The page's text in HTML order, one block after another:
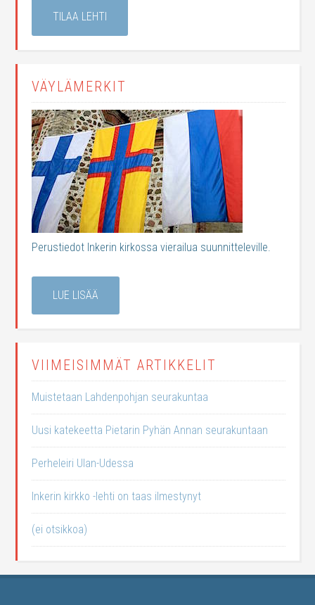
TILAA LEHTI
VÄYLÄMERKIT
Perustiedot Inkerin kirkossa vierailua suunnitteleville.
LUE LISÄÄ
VIIMEISIMMÄT ARTIKKELIT
Muistetaan Lahdenpohjan seurakuntaa
Uusi katekeetta Pietarin Pyhän Annan seurakuntaan
Perheleiri Ulan-Udessa
Inkerin kirkko -lehti on taas ilmestynyt
(ei otsikkoa)